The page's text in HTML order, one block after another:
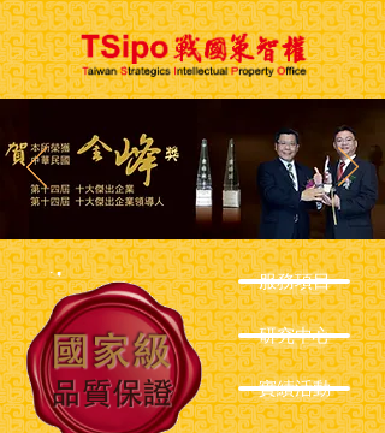
服務項目
研究中心
實績活動